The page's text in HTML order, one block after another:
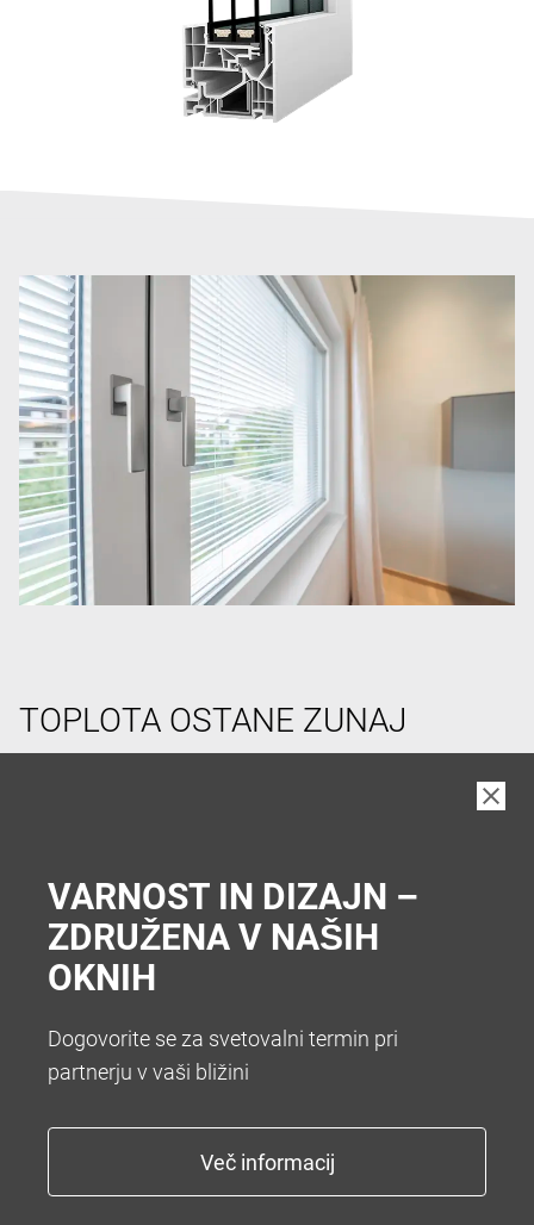
TOPLOTA OSTANE ZUNAJ
prostor v hiši. Da vam zato ni treba hoditi v klet vam
zatemnitev z roletami ali optimalno zatemnitev z
zunanjimi žaluzijami.
KONEC Z NADLEŽNIM
VARNOST IN DIZAJN –
ZDRUŽENA V NAŠIH
OKNIH
Dogovorite se za svetovalni termin pri
partnerju v vaši bližini